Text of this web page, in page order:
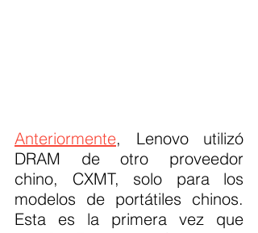
Anteriormente, Lenovo utilizó
DRAM de otro proveedor
chino, CXMT, solo para los
modelos de portátiles chinos.
Esta es la primera vez que